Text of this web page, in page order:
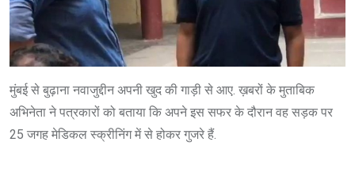
मुंबई से बुढ़ाना नवाजुद्दीन अपनी खुद की गाड़ी से आए. ख़बरों के मुताबिक
अभिनेता ने पत्रकारों को बताया कि अपने इस सफर के दौरान वह सड़क पर
25 जगह मेडिकल स्क्रीनिंग में से होकर गुजरे हैं.